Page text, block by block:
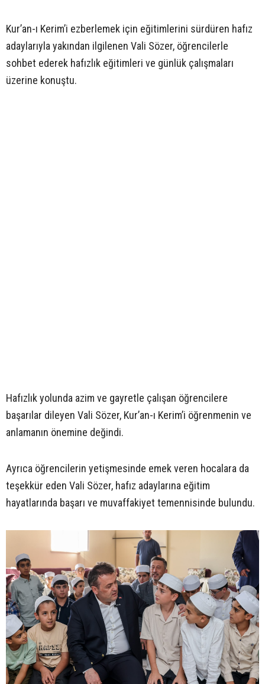
Kur’an-ı Kerim’i ezberlemek için eğitimlerini sürdüren hafız
adaylarıyla yakından ilgilenen Vali Sözer, öğrencilerle
sohbet ederek hafızlık eğitimleri ve günlük çalışmaları
üzerine konuştu.
Hafızlık yolunda azim ve gayretle çalışan öğrencilere
başarılar dileyen Vali Sözer, Kur’an-ı Kerim’i öğrenmenin ve
anlamanın önemine değindi.
Ayrıca öğrencilerin yetişmesinde emek veren hocalara da
teşekkür eden Vali Sözer, hafız adaylarına eğitim
hayatlarında başarı ve muvaffakiyet temennisinde bulundu.